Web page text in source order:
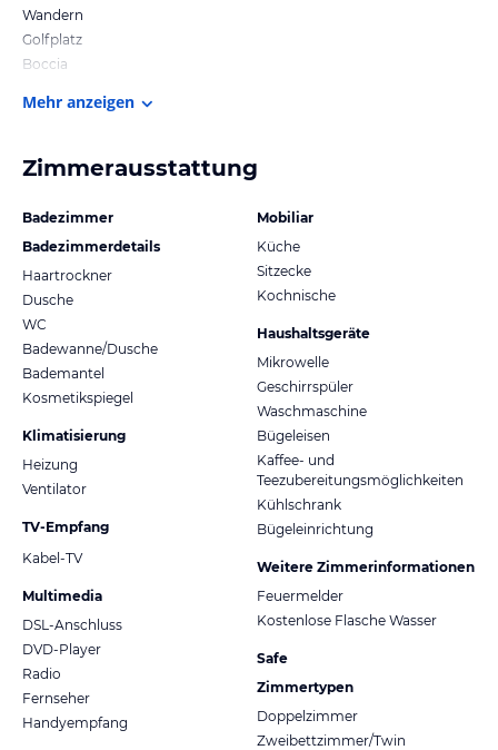
Wandern
Golfplatz
Boccia
Mehr anzeigen
Zimmerausstattung
Badezimmer
Badezimmerdetails
Haartrockner
Dusche
WC
Badewanne/Dusche
Bademantel
Kosmetikspiegel
Klimatisierung
Heizung
Ventilator
TV-Empfang
Kabel-TV
Multimedia
DSL-Anschluss
DVD-Player
Radio
Fernseher
Handyempfang
Mobiliar
Küche
Sitzecke
Kochnische
Haushaltsgeräte
Mikrowelle
Geschirrspüler
Waschmaschine
Bügeleisen
Kaffee- und
Teezubereitungsmöglichkeiten
Kühlschrank
Bügeleinrichtung
Weitere Zimmerinformationen
Feuermelder
Kostenlose Flasche Wasser
Safe
Zimmertypen
Doppelzimmer
Zweibettzimmer/Twin